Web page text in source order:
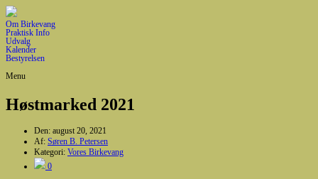
Om Birkevang
Praktisk Info
Udvalg
Kalender
Bestyrelsen
Menu
Høstmarked 2021
Den: august 20, 2021
Af: Søren B. Petersen
Kategori: Vores Birkevang
0